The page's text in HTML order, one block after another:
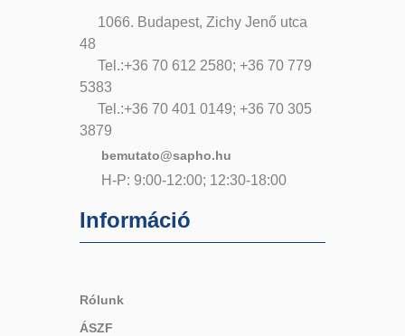
1066. Budapest, Zichy Jenő utca
48
Tel.:+36 70 612 2580; +36 70 779
5383
Tel.:+36 70 401 0149; +36 70 305
3879
bemutato@sapho.hu
H-P: 9:00-12:00; 12:30-18:00
Információ
Rólunk
ÁSZF